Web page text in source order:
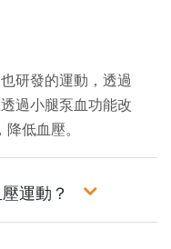
研發的運動，透過
過小腿泵血功能改
低血壓。
運動？